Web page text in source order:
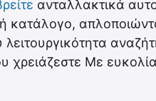
ανταλλακτικά
κατάλογο,
χρειάζεστε Με